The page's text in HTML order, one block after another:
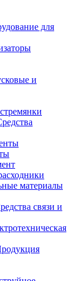
для
и
материалы
связи и